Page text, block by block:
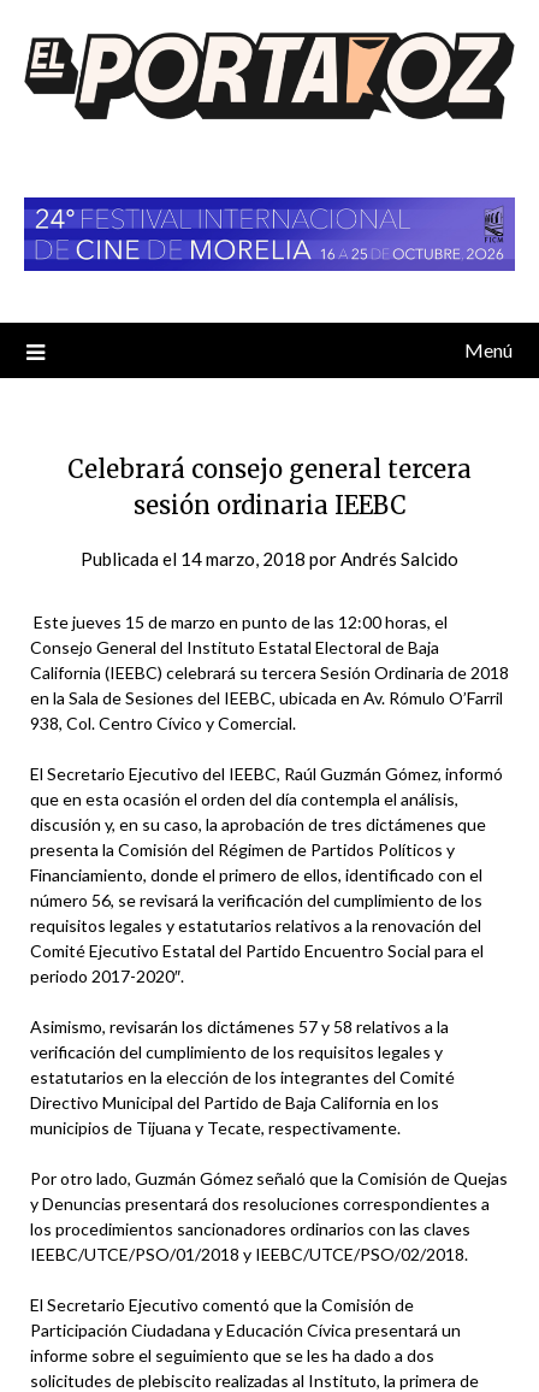
contenido
Menú
Celebrará consejo general tercera
sesión ordinaria IEEBC
Publicada el 14 marzo, 2018 porAndrés Salcido
Este jueves 15 de marzo en punto de las 12:00 horas, el
Consejo General del Instituto Estatal Electoral de Baja
California (IEEBC) celebrará su tercera Sesión Ordinaria de 2018
en la Sala de Sesiones del IEEBC, ubicada en Av. Rómulo O’Farril
938, Col. Centro Cívico y Comercial.
El Secretario Ejecutivo del IEEBC, Raúl Guzmán Gómez, informó
que en esta ocasión el orden del día contempla el análisis,
discusión y, en su caso, la aprobación de tres dictámenes que
presenta la Comisión del Régimen de Partidos Políticos y
Financiamiento, donde el primero de ellos, identificado con el
número 56, se revisará la verificación del cumplimiento de los
requisitos legales y estatutarios relativos a la renovación del
Comité Ejecutivo Estatal del Partido Encuentro Social para el
periodo 2017-2020″.
Asimismo, revisarán los dictámenes 57 y 58 relativos a la
verificación del cumplimiento de los requisitos legales y
estatutarios en la elección de los integrantes del Comité
Directivo Municipal del Partido de Baja California en los
municipios de Tijuana y Tecate, respectivamente.
Por otro lado, Guzmán Gómez señaló que la Comisión de Quejas
y Denuncias presentará dos resoluciones correspondientes a
los procedimientos sancionadores ordinarios con las claves
IEEBC/UTCE/PSO/01/2018 y IEEBC/UTCE/PSO/02/2018.
El Secretario Ejecutivo comentó que la Comisión de
Participación Ciudadana y Educación Cívica presentará un
informe sobre el seguimiento que se les ha dado a dos
solicitudes de plebiscito realizadas al Instituto, la primera de